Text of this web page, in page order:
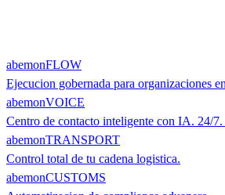
abemonFLOW
Ejecucion gobernada para organizaciones
abemonVOICE
Centro de contacto inteligente con IA. 24/
abemonTRANSPORT
Control total de tu cadena logistica.
abemonCUSTOMS